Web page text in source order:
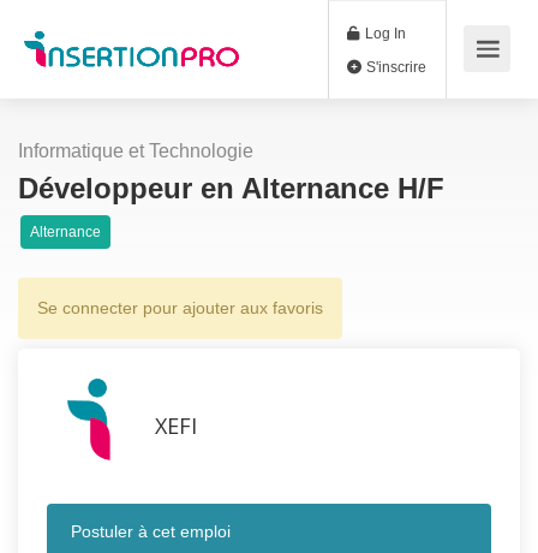
Log In
Informatique et Technologie
Développeur en Alternance H/F
Alternance
Se connecter pour ajouter aux favoris
XEFI
Postuler à cet emploi